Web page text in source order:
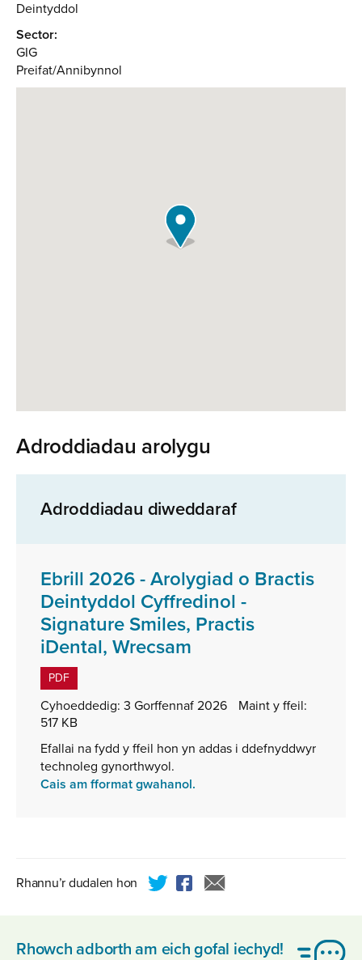
Deintyddol
Sector:
GIG
Preifat/Annibynnol
Adroddiadau arolygu
Adroddiadau diweddaraf
Ebrill 2026 - Arolygiad o Bractis
Deintyddol Cyffredinol -
Signature Smiles, Practis
iDental, Wrecsam
ffeil:
maint
ffeil:
PDF
Cyhoeddedig: 3 Gorffennaf 2026
Maint y ffeil:
517 KB
Efallai na fydd y ffeil hon yn addas i ddefnyddwyr
technoleg gynorthwyol.
Cais am fformat gwahanol.
Rhannu’r dudalen hon
Rhowch adborth am eich gofal iechyd!